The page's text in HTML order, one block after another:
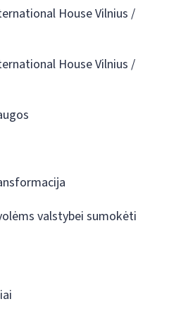
House Vilnius /
House Vilnius /
valstybei sumokėti